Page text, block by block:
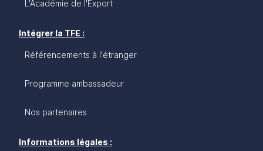
L'Académie de l'Export
Intégrer la TFE :
Référencements à l'étranger
Programme ambassadeur
Nos partenaires
Informations légales :